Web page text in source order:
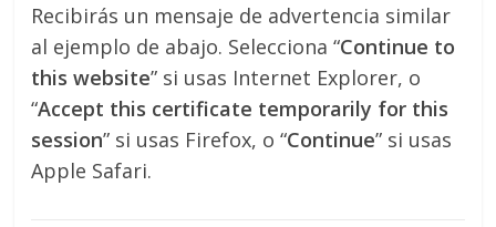
Recibirás un mensaje de advertencia similar
al ejemplo de abajo. Selecciona “Continue to
this website” si usas Internet Explorer, o
“Accept this certificate temporarily for this
session” si usas Firefox, o “Continue” si usas
Apple Safari.